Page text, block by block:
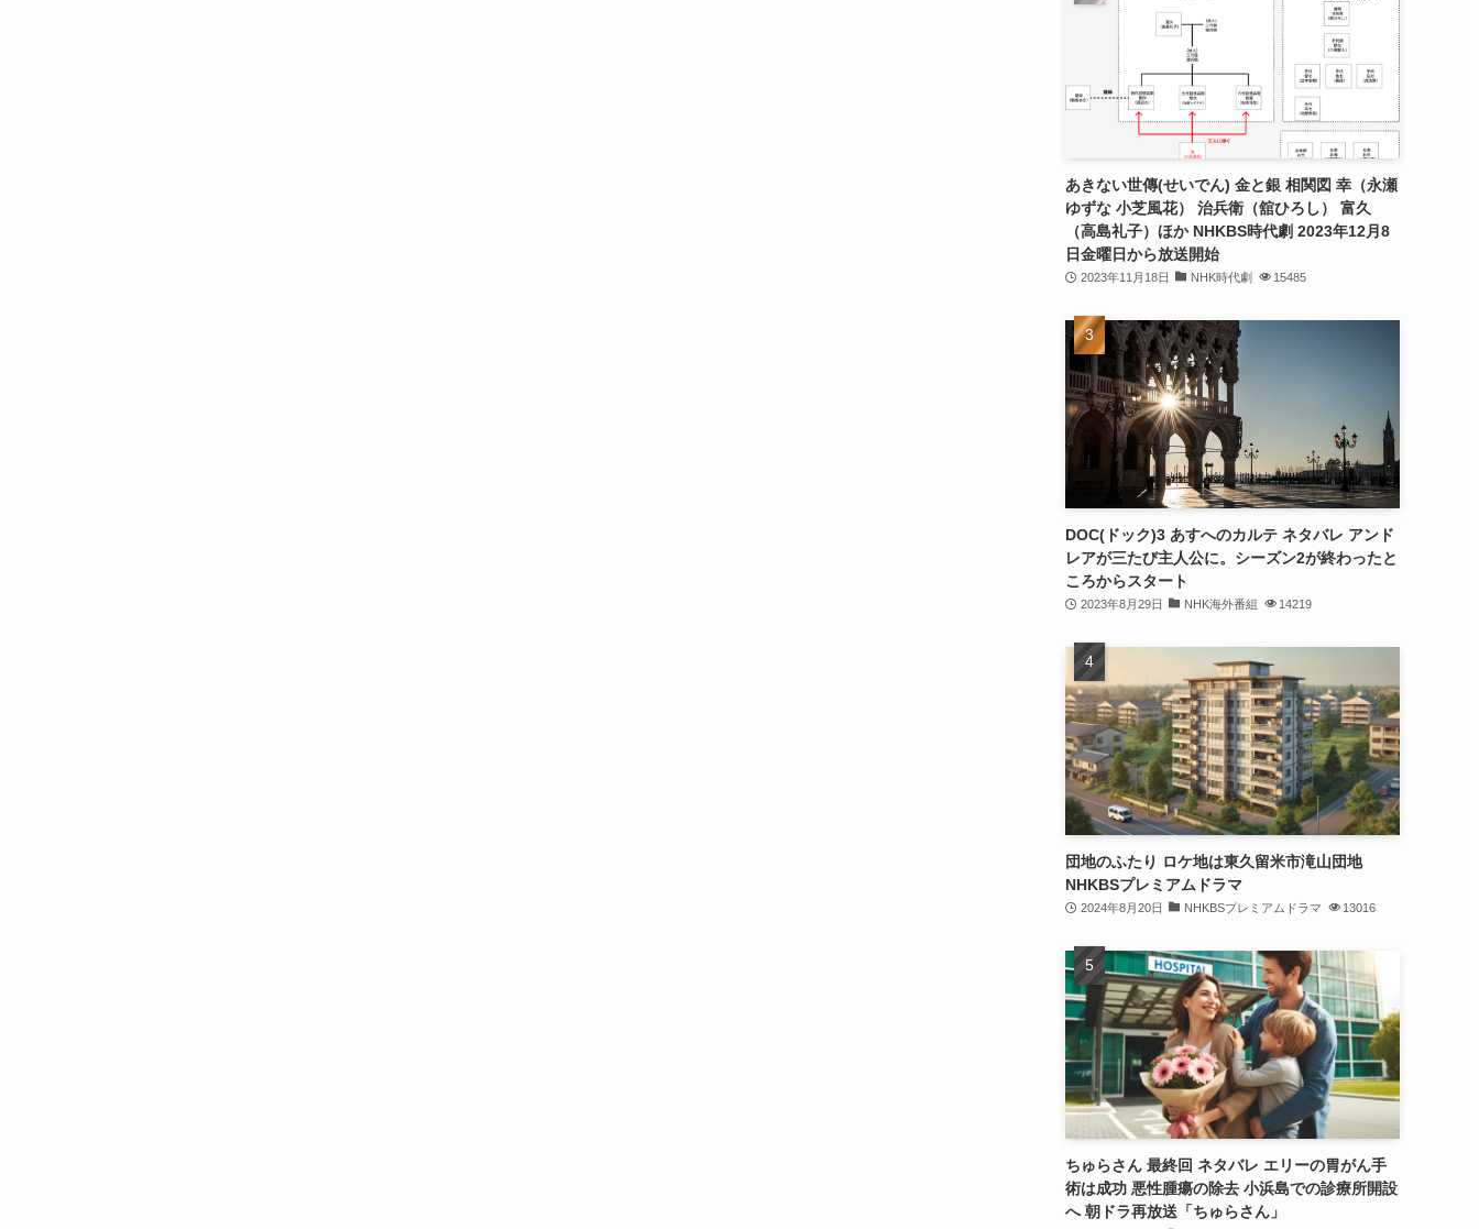
あきない世傳(せいでん) 金と銀 相関図 幸（永瀬
ゆずな 小芝風花） 治兵衛（舘ひろし） 富久
（高島礼子）ほか NHKBS時代劇 2023年12月8
日金曜日から放送開始
2023年11月18日 NHK時代劇 15485
DOC(ドック)3 あすへのカルテ ネタバレ アンド
レアが三たび主人公に。シーズン2が終わったと
ころからスタート
2023年8月29日 NHK海外番組 14219
団地のふたり ロケ地は東久留米市滝山団地
NHKBSプレミアムドラマ
2024年8月20日 NHKBSプレミアムドラマ 13016
ちゅらさん 最終回 ネタバレ エリーの胃がん手
術は成功 悪性腫瘍の除去 小浜島での診療所開設
へ 朝ドラ再放送「ちゅらさん」